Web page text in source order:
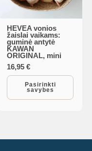
HEVEA vonios
žaislai vaikams:
guminė antytė
KAWAN
ORIGINAL, mini
16,95€
Pasirinkti
savybes
This
product
has
multiple
variants.
The